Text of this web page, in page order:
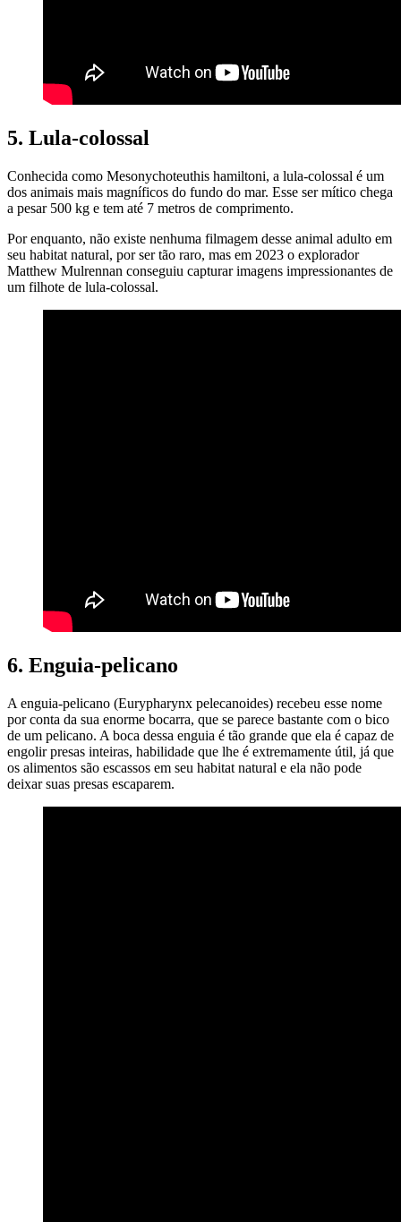
5. Lula-colossal
Conhecida como Mesonychoteuthis hamiltoni, a lula-colossal é um
dos animais mais magníficos do fundo do mar. Esse ser mítico chega
a pesar 500 kg e tem até 7 metros de comprimento.
Por enquanto, não existe nenhuma filmagem desse animal adulto em
seu habitat natural, por ser tão raro, mas em 2023 o explorador
Matthew Mulrennan conseguiu capturar imagens impressionantes de
um filhote de lula-colossal.
6. Enguia-pelicano
A enguia-pelicano (Eurypharynx pelecanoides) recebeu esse nome
por conta da sua enorme bocarra, que se parece bastante com o bico
de um pelicano. A boca dessa enguia é tão grande que ela é capaz de
engolir presas inteiras, habilidade que lhe é extremamente útil, já que
os alimentos são escassos em seu habitat natural e ela não pode
deixar suas presas escaparem.